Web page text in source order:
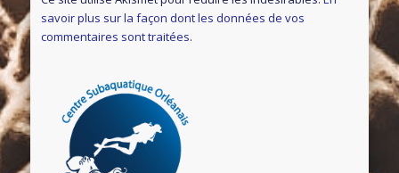
savoir plus sur la façon dont les données de vos
commentaires sont traitées.